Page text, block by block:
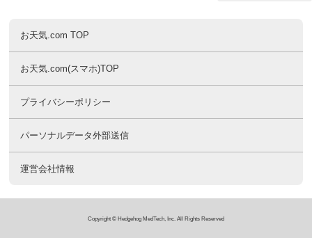
お天気.com TOP
お天気.com(スマホ)TOP
プライバシーポリシー
パーソナルデータ外部送信
運営会社情報
Copyright © Hedgehog MedTech, Inc. All Rights Reserved